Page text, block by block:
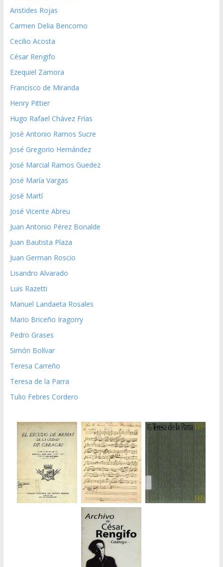
Aristides Rojas
Carmen Delia Bencomo
Cecilio Acosta
César Rengifo
Ezequiel Zamora
Francisco de Miranda
Henry Pittier
Hugo Rafael Chávez Frías
José Antonio Ramos Sucre
José Gregorio Hernández
José Marcial Ramos Guedez
José María Vargas
José Martí
José Vicente Abreu
Juan Antonio Pérez Bonalde
Juan Bautista Plaza
Juan German Roscio
Lisandro Alvarado
Luis Razetti
Manuel Landaeta Rosales
Mario Briceño Iragorry
Pedro Grases
Simón Bolívar
Teresa Carreño
Teresa de la Parra
Tulio Febres Cordero